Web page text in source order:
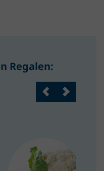
Regalen: